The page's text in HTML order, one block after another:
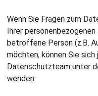
Wenn Sie Fragen zum
Ihrer
betroffene Person (z.B.
möchten, können Sie
Datenschutzteam unter
wenden: